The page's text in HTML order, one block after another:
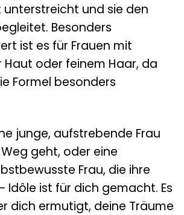
unterstreicht und sie den
Besonders
ist es für Frauen mit
oder feinem Haar, da
Formel besonders
junge, aufstrebende Frau
geht, oder eine
Frau, die ihre
Idôle ist für dich gemacht. Es
dich ermutigt, deine Träume